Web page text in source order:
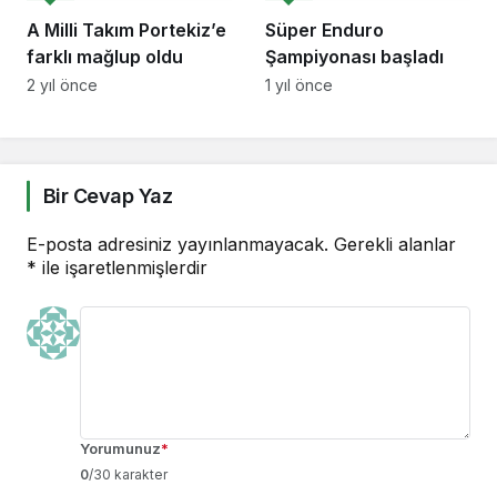
A Milli Takım Portekiz’e
farklı mağlup oldu
2 yıl önce
Süper Enduro
Şampiyonası başladı
1 yıl önce
Bir Cevap Yaz
E-posta adresiniz yayınlanmayacak. Gerekli alanlar
* ile işaretlenmişlerdir
Yorumunuz*
0/30 karakter